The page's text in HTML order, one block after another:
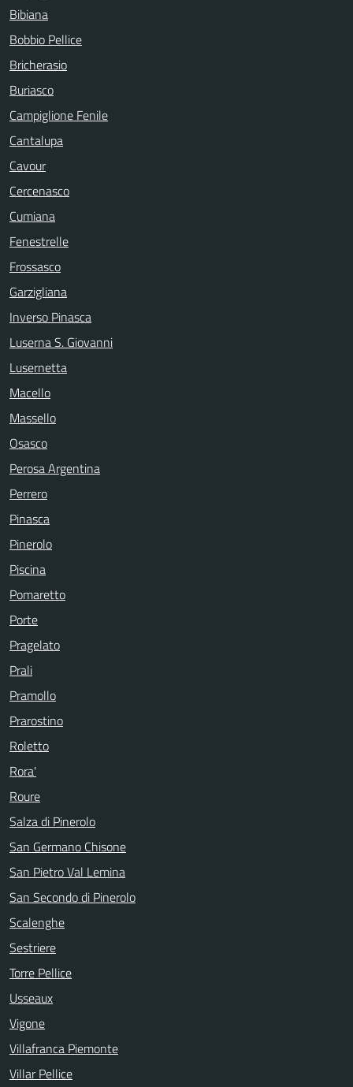
Bibiana
Bobbio Pellice
Bricherasio
Buriasco
Campiglione Fenile
Cantalupa
Cavour
Cercenasco
Cumiana
Fenestrelle
Frossasco
Garzigliana
Inverso Pinasca
Luserna S. Giovanni
Lusernetta
Macello
Massello
Osasco
Perosa Argentina
Perrero
Pinasca
Pinerolo
Piscina
Pomaretto
Porte
Pragelato
Prali
Pramollo
Prarostino
Roletto
Rora'
Roure
Salza di Pinerolo
San Germano Chisone
San Pietro Val Lemina
San Secondo di Pinerolo
Scalenghe
Sestriere
Torre Pellice
Usseaux
Vigone
Villafranca Piemonte
Villar Pellice